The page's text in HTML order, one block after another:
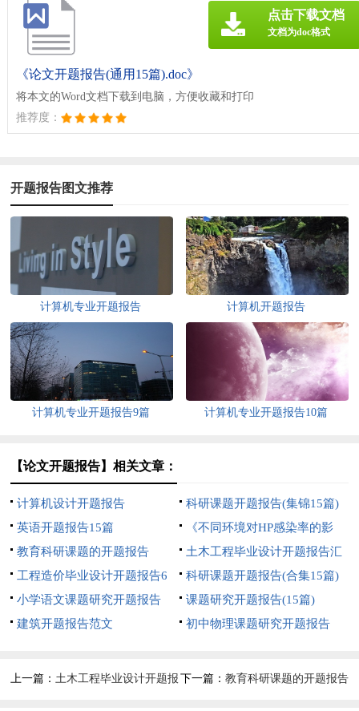
《论文开题报告(通用15篇).doc》
将本文的Word文档下载到电脑，方便收藏和打印
推荐度：
点击下载文档
文档为doc格式
开题报告图文推荐
计算机专业开题报告 计算机开题报告
计算机专业开题报告9篇 计算机专业开题报告10篇
【论文开题报告】相关文章：
计算机设计开题报告
科研课题开题报告(集锦15篇)
英语开题报告15篇
《不同环境对HP感染率的影
响》课题开题报告
教育科研课题的开题报告
土木工程毕业设计开题报告汇
编14篇
工程造价毕业设计开题报告6
篇
科研课题开题报告(合集15篇)
小学语文课题研究开题报告
课题研究开题报告(15篇)
建筑开题报告范文
初中物理课题研究开题报告
上一篇： 土木工程毕业设计开题报 下一篇： 教育科研课题的开题报告